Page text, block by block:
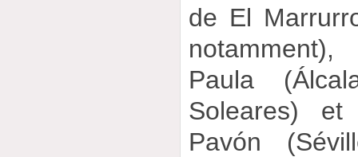
de El
Paula
Soleares)
Pavón